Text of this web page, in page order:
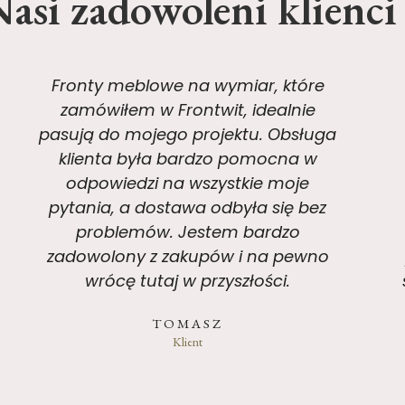
Frontwit to miejsce, gdzie jakość
spotyka się z profesjonalizmem.
Otrzymałam próbki frontów przed
zamówieniem pełnej partii i to
pomogło mi dokonać najlepszego
wyboru. Teraz mam piękną,
nowoczesną kuchnię, którą wszyscy
podziwiają. Serdecznie polecam ten
sklep każdemu, kto szuka stylowych i
ZBIGNIEW